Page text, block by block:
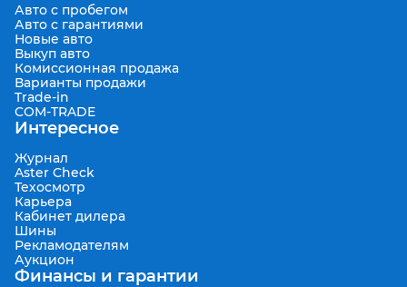
Авто с пробегом
Авто с гарантиями
Новые авто
Выкуп авто
Комиссионная продажа
Варианты продажи
Trade-in
COM-TRADE
Интересное
Журнал
Aster Check
Техосмотр
Карьера
Кабинет дилера
Шины
Рекламодателям
Аукцион
Финансы и гарантии